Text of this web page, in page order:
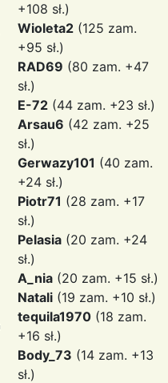
+108 sł.)
Wioleta2 (125 zam.
+95 sł.)
RAD69 (80 zam. +47
sł.)
E-72 (44 zam. +23 sł.)
Arsau6 (42 zam. +25
sł.)
Gerwazy101 (40 zam.
+24 sł.)
Piotr71 (28 zam. +17
sł.)
Pelasia (20 zam. +24
sł.)
A_nia (20 zam. +15 sł.)
Natali (19 zam. +10 sł.)
tequila1970 (18 zam.
+16 sł.)
Body_73 (14 zam. +13
sł.)